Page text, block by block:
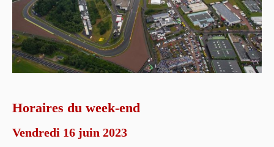
Horaires du week-end
Vendredi 16 juin 2023